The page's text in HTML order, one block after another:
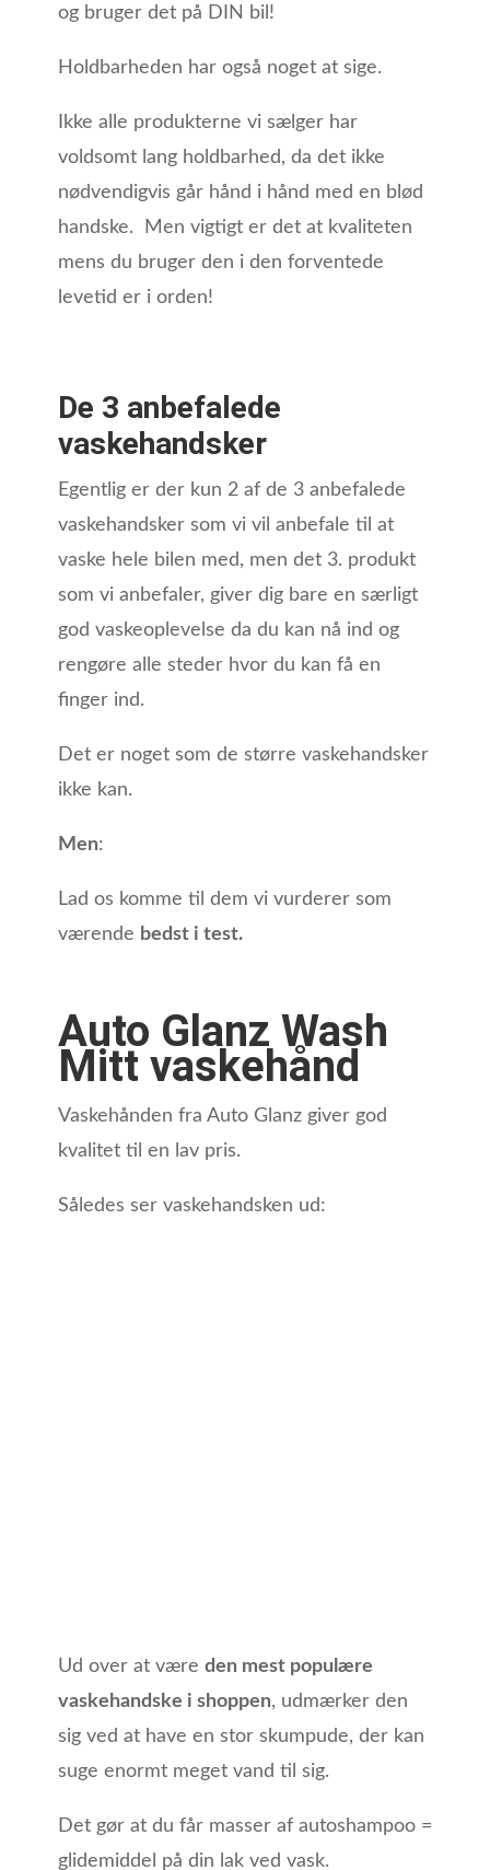
og bruger det på DIN bil!
Holdbarheden har også noget at sige.
Ikke alle produkterne vi sælger har
voldsomt lang holdbarhed, da det ikke
nødvendigvis går hånd i hånd med en blød
handske. Men vigtigt er det at kvaliteten
mens du bruger den i den forventede
levetid er i orden!
De 3 anbefalede
vaskehandsker
Egentlig er der kun 2 af de 3 anbefalede
vaskehandsker som vi vil anbefale til at
vaske hele bilen med, men det 3. produkt
som vi anbefaler, giver dig bare en særligt
god vaskeoplevelse da du kan nå ind og
rengøre alle steder hvor du kan få en
finger ind.
Det er noget som de større vaskehandsker
ikke kan.
Men:
Lad os komme til dem vi vurderer som
værende bedst i test.
Auto Glanz Wash
Mitt vaskehånd
Vaskehånden fra Auto Glanz giver god
kvalitet til en lav pris.
Således ser vaskehandsken ud:
Ud over at være den mest populære
vaskehandske i shoppen, udmærker den
sig ved at have en stor skumpude, der kan
suge enormt meget vand til sig.
Det gør at du får masser af autoshampoo =
glidemiddel på din lak ved vask.